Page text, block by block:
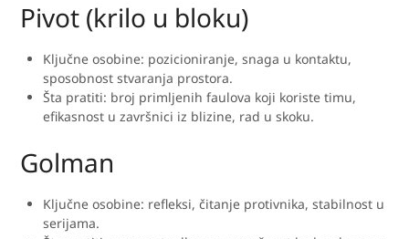
Pivot (krilo u bloku)
Ključne osobine: pozicioniranje, snaga u kontaktu,
sposobnost stvaranja prostora.
Šta pratiti: broj primljenih faulova koji koriste timu,
efikasnost u završnici iz blizine, rad u skoku.
Golman
Ključne osobine: refleksi, čitanje protivnika, stabilnost u
serijama.